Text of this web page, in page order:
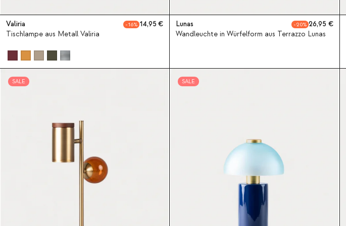
Valiria 16
14,95
Tischlampe aus Metall Valiria
Lunas 20
26,95
Wandleuchte in Würfelform aus Terrazzo Lunas
SALE SALE